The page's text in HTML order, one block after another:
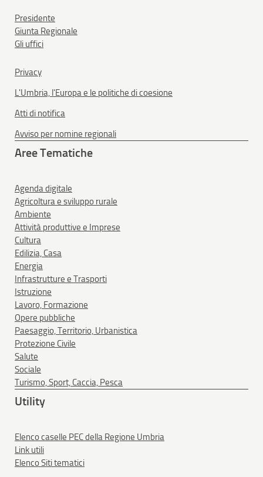
Presidente
Giunta Regionale
Gli uffici
Privacy
L'Umbria, l'Europa e le politiche di coesione
Atti di notifica
Avviso per nomine regionali
Aree Tematiche
Agenda digitale
Agricoltura e sviluppo rurale
Ambiente
Attività produttive e Imprese
Cultura
Edilizia, Casa
Energia
Infrastrutture e Trasporti
Istruzione
Lavoro, Formazione
Opere pubbliche
Paesaggio, Territorio, Urbanistica
Protezione Civile
Salute
Sociale
Turismo, Sport, Caccia, Pesca
Utility
Elenco caselle PEC della Regione Umbria
Link utili
Elenco Siti tematici